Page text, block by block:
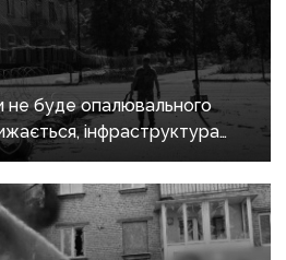
не буде опалювального
інфраструктура